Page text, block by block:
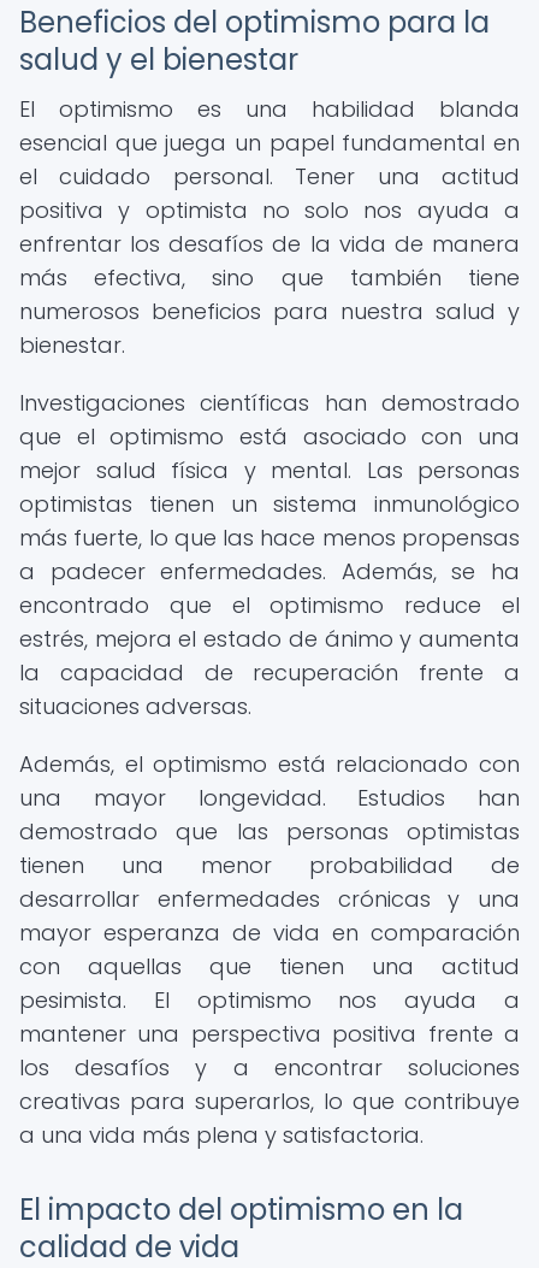
Beneficios del optimismo para la
salud y el bienestar
El optimismo es una habilidad blanda
esencial que juega un papel fundamental en
el cuidado personal. Tener una actitud
positiva y optimista no solo nos ayuda a
enfrentar los desafíos de la vida de manera
más efectiva, sino que también tiene
numerosos beneficios para nuestra salud y
bienestar.
Investigaciones científicas han demostrado
que el optimismo está asociado con una
mejor salud física y mental. Las personas
optimistas tienen un sistema inmunológico
más fuerte, lo que las hace menos propensas
a padecer enfermedades. Además, se ha
encontrado que el optimismo reduce el
estrés, mejora el estado de ánimo y aumenta
la capacidad de recuperación frente a
situaciones adversas.
Además, el optimismo está relacionado con
una mayor longevidad. Estudios han
demostrado que las personas optimistas
tienen una menor probabilidad de
desarrollar enfermedades crónicas y una
mayor esperanza de vida en comparación
con aquellas que tienen una actitud
pesimista. El optimismo nos ayuda a
mantener una perspectiva positiva frente a
los desafíos y a encontrar soluciones
creativas para superarlos, lo que contribuye
a una vida más plena y satisfactoria.
El impacto del optimismo en la
calidad de vida